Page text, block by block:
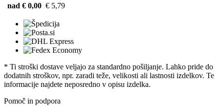
nad € 0,00 € 5,79
* Ti stroški dostave veljajo za standardno pošiljanje. Lahko pride do
dodatnih stroškov, npr. zaradi teže, velikosti ali lastnosti izdelkov. Te
informacije najdete neposredno v opisu izdelka.
Pomoč in podpora